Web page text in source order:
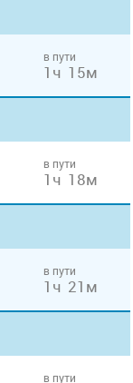
в пути
1ч 15м
в пути
1ч 18м
в пути
1ч 21м
в пути